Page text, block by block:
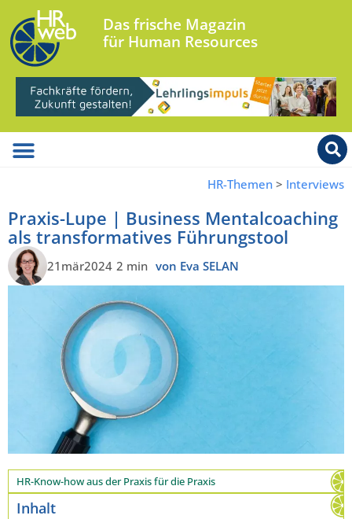
Das frische Magazin
für Human Resources
HR-Themen > Interviews
Praxis-Lupe | Business Mentalcoaching
als transformatives Führungstool
21mär2024 2 min von Eva SELAN
HR-Know-how aus der Praxis für die Praxis
Inhalt